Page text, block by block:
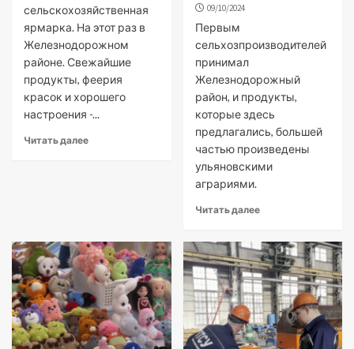
сельскохозяйственная
ярмарка. На этот раз в
Железнодорожном
районе. Свежайшие
продукты, феерия
красок и хорошего
настроения -...
Читать далее
09/10/2024
Первым
сельхозпроизводителей
принимал
Железнодорожный
район, и продукты,
которые здесь
предлагались, большей
частью произведены
ульяновскими
аграриями.
Читать далее